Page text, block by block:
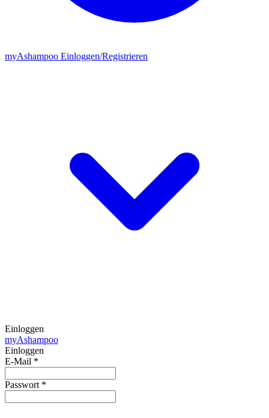
myAshampoo Einloggen/Registrieren
Einloggen
myAshampoo
Einloggen
E-Mail *
Passwort *